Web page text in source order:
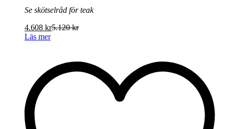
Se skötselråd för teak
4.608 kr5.120kr
Läs mer